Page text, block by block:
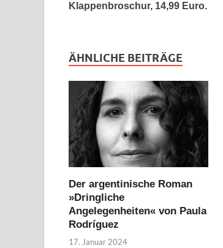
Klappenbroschur, 14,99 Euro.
ÄHNLICHE BEITRÄGE
Der argentinische Roman
»Dringliche
Angelegenheiten« von Paula
Rodríguez
17. Januar 2024